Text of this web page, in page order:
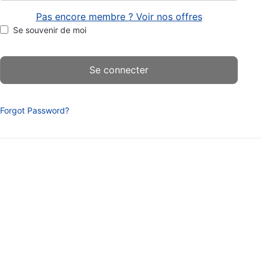
Pas encore membre ? Voir nos offres
Se souvenir de moi
Forgot Password?